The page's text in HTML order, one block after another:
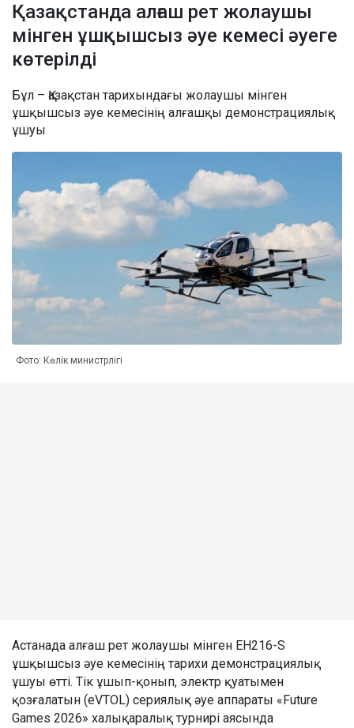
Қазақстанда алғаш рет жолаушы
мінген ұшқышсыз әуе кемесі әуеге
көтерілді
Бұл – Қазақстан тарихындағы жолаушы мінген
ұшқышсыз әуе кемесінің алғашқы демонстрациялық
ұшуы
Фото: Көлік министрлігі
Астанада алғаш рет жолаушы мінген EH216-S
ұшқышсыз әуе кемесінің тарихи демонстрациялық
ұшуы өтті. Тік ұшып-қонып, электр қуатымен
қозғалатын (eVTOL) сериялық әуе аппараты «Future
Games 2026» халықаралық турнирі аясында